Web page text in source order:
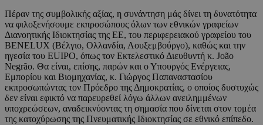
Πέραν της συμβολικής αξίας, η συνάντηση μάς δίνει τη δυνατότητα
να φιλοξενήσουμε εκπροσώπους όλων των εθνικών γραφείων
Διανοητικής Ιδιοκτησίας της ΕΕ, του περιφερειακού γραφείου του
BENELUX (Βέλγιο, Ολλανδία, Λουξεμβούργο), καθώς και την
ηγεσία του EUIPO, όπως τον Εκτελεστικό Διευθυντή κ. João
Negrão. Θα είναι, επίσης, παρών και ο Υπουργός Ενέργειας,
Εμπορίου και Βιομηχανίας, κ. Γιώργος Παπαναστασίου
εκπροσωπώντας τον Πρόεδρο της Δημοκρατίας, ο οποίος δυστυχώς
δεν είναι εφικτό να παρευρεθεί λόγω άλλων ανειλημμένων
υποχρεώσεων, αναδεικνύοντας τη σημασία που δίνεται στον τομέα
της κατοχύρωσης της Πνευματικής Ιδιοκτησίας σε εθνικό επίπεδο.